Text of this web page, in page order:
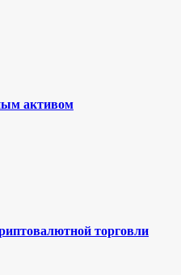
активом
торговли